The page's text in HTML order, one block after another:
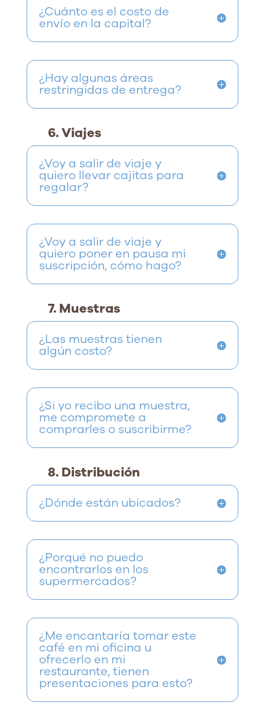
¿Cuánto es el costo de
envío en la capital?
¿Hay algunas áreas
restringidas de entrega?
6. Viajes
¿Voy a salir de viaje y
quiero llevar cajitas para
regalar?
¿Voy a salir de viaje y
quiero poner en pausa mi
suscripción, cómo hago?
7. Muestras
¿Las muestras tienen
algún costo?
¿Si yo recibo una muestra,
me compromete a
comprarles o suscribirme?
8. Distribución
¿Dónde están ubicados?
¿Porqué no puedo
encontrarlos en los
supermercados?
¿Me encantaría tomar este
café en mi oficina u
ofrecerlo en mi
restaurante, tienen
presentaciones para esto?